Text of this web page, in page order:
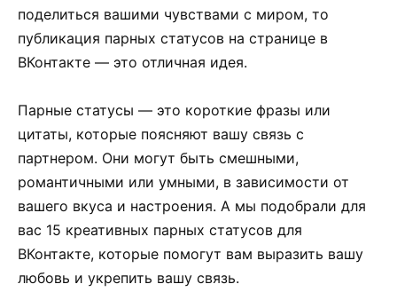
поделиться вашими чувствами с миром, то
публикация парных статусов на странице в
ВКонтакте — это отличная идея.
Парные статусы — это короткие фразы или
цитаты, которые поясняют вашу связь с
партнером. Они могут быть смешными,
романтичными или умными, в зависимости от
вашего вкуса и настроения. А мы подобрали для
вас 15 креативных парных статусов для
ВКонтакте, которые помогут вам выразить вашу
любовь и укрепить вашу связь.